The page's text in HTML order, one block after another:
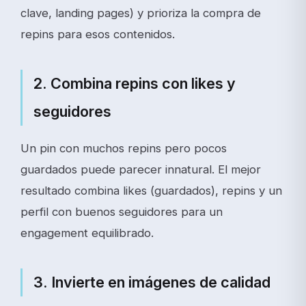
clave, landing pages) y prioriza la compra de
repins para esos contenidos.
2. Combina repins con likes y
seguidores
Un pin con muchos repins pero pocos
guardados puede parecer innatural. El mejor
resultado combina likes (guardados), repins y un
perfil con buenos seguidores para un
engagement equilibrado.
3. Invierte en imágenes de calidad